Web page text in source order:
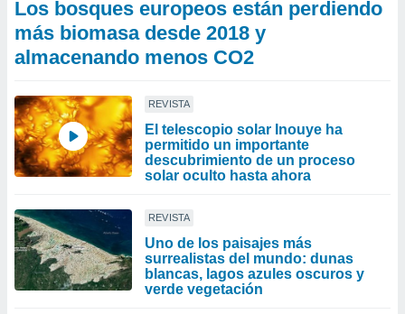
Los bosques europeos están perdiendo
más biomasa desde 2018 y
almacenando menos CO2
REVISTA
El telescopio solar Inouye ha
permitido un importante
descubrimiento de un proceso
solar oculto hasta ahora
REVISTA
Uno de los paisajes más
surrealistas del mundo: dunas
blancas, lagos azules oscuros y
verde vegetación